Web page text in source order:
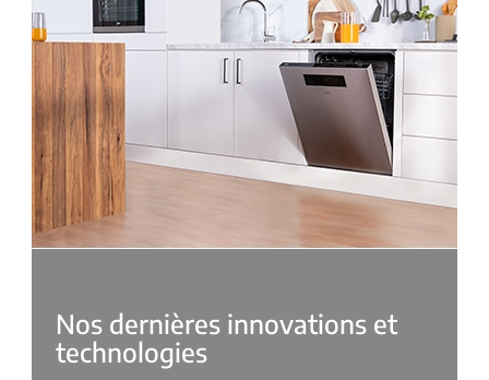
Nos dernières innovations et
technologies